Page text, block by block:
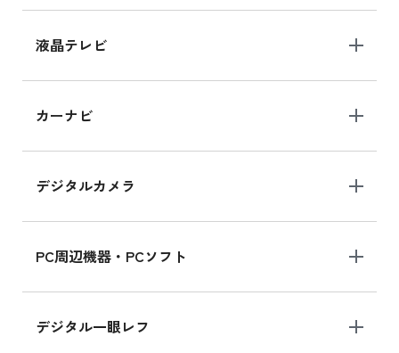
液晶テレビ
カーナビ
デジタルカメラ
PC周辺機器・PCソフト
デジタル一眼レフ
iPhone 15 128GB シリーズ
iPhone 15 128GB の新品買取価格
MK2K3J/Aの新品買取価格はこちら